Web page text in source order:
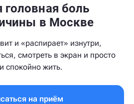
боль
в Москве
и «распирает» изнутри,
смотреть в экран и просто
спокойно жить.
на приём